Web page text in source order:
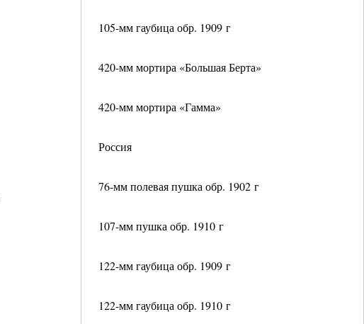
105-мм гаубица обр. 1909 г
420-мм мортира «Большая Берта»
420-мм мортира «Гамма»
Россия
76-мм полевая пушка обр. 1902 г
107-мм пушка обр. 1910 г
122-мм гаубица обр. 1909 г
122-мм гаубица обр. 1910 г